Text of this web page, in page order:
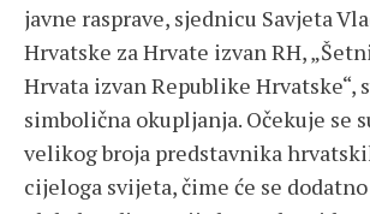
javne rasprave, sjednicu Savjeta
Hrvatske za Hrvate izvan RH,
Hrvata izvan Republike Hrvatske“,
simbolična okupljanja. Očekuje se
velikog broja predstavnika
cijeloga svijeta, čime će se